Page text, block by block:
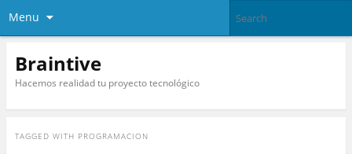
Menu
Braintive
Hacemos realidad tu proyecto tecnológico
TAGGED WITH PROGRAMACION